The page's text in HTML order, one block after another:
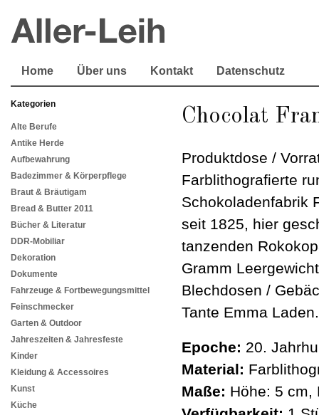
Home Über uns Kontakt Datenschutz
Kategorien
Alte Berufe
Antike Herde
Aufbewahrung
Badezimmer & Körperpflege
Braut & Bräutigam
Bread & Butter 2011
Bücher & Literatur
DDR-Mobiliar
Dekoration
Dokumente
Fahrzeuge & Fortbewegungsmittel
Feinschmecker
Garten & Outdoor
Jahreszeiten & Jahresfeste
Kinder
Kleidung & Accessoires
Kunst
Küche
Chocolat
Produktdose /
Farblithografierte
Schokoladenfabrik
seit 1825, hier
tanzenden
Gramm
Blechdosen /
Tante Emma Laden.
Epoche: 20.
Material:
Maße: Höhe: 5 cm,